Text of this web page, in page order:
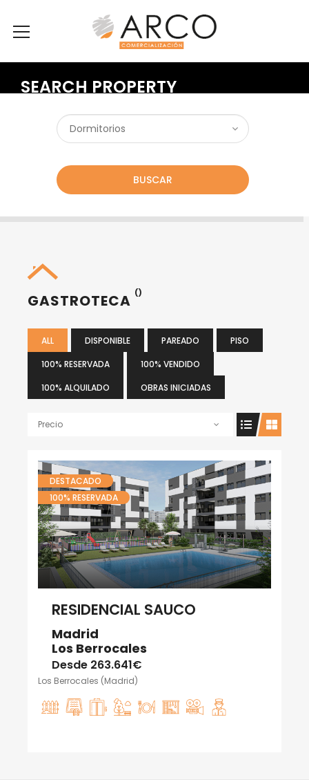
SEARCH PROPERTY
BUSCAR
GASTROTECA ()
ALL DISPONIBLE PAREADO
PISO
100% RESERVADA
100% VENDIDO
100% ALQUILADO
OBRAS INICIADAS
Precio
DESTACADO
100% RESERVADA
RESIDENCIAL SAUCO
Madrid
Los Berrocales
Desde 263.641€
Los Berrocales (Madrid)